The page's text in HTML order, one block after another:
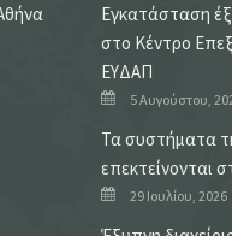
Εγκατάσταση
στο Κέντρο
ΕΥΔΑΠ
5 Αυγούστου,
Τα συστήματα
επεκτείνονται
29 Ιουλίου, 2026